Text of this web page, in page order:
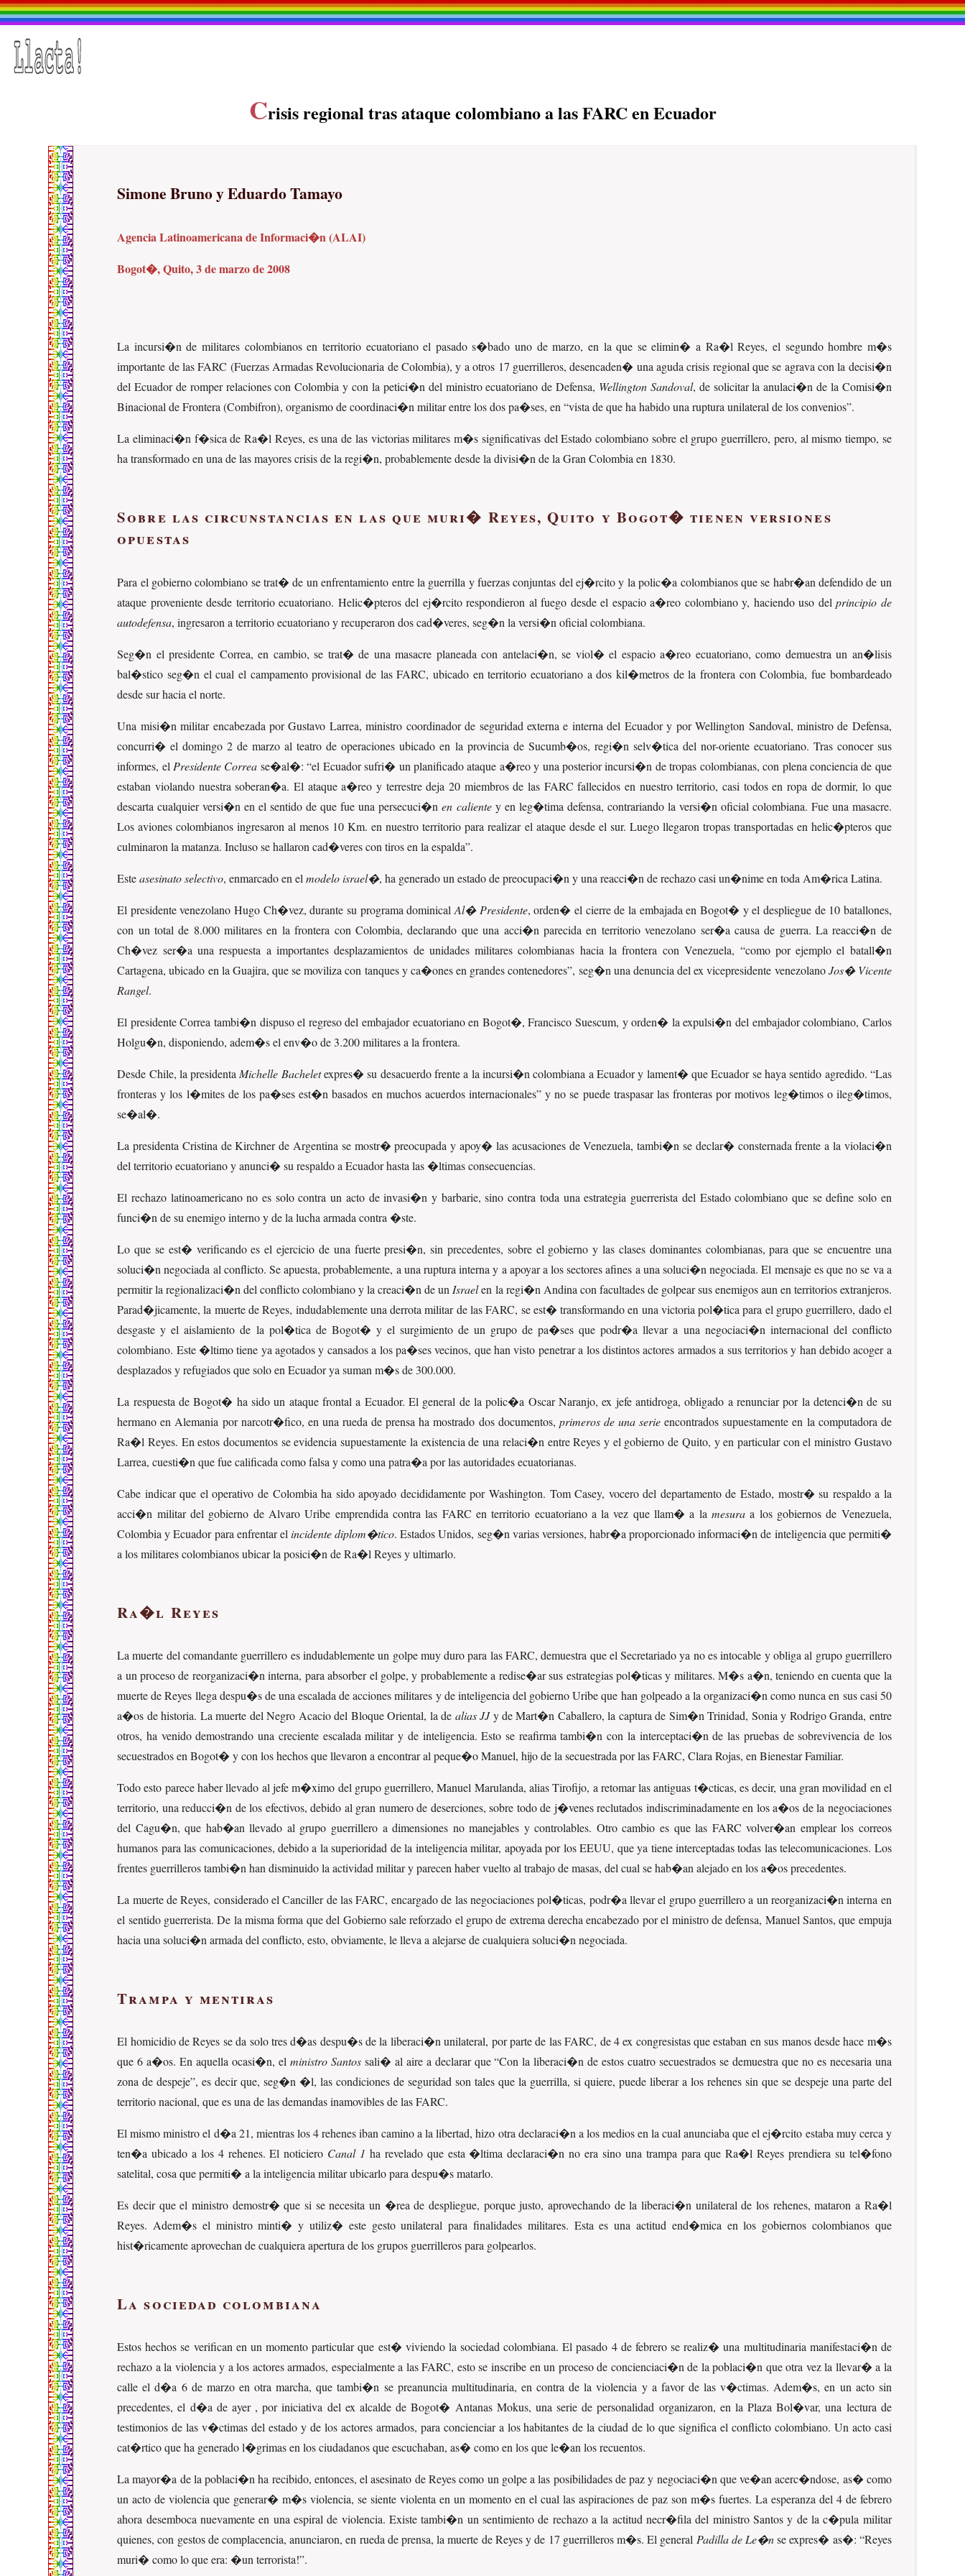
Crisis regional tras ataque colombiano a las FARC en Ecuador
Simone Bruno y Eduardo Tamayo
Agencia Latinoamericana de Informaci�n (ALAI)
Bogot�, Quito, 3 de marzo de 2008
La incursi�n de militares colombianos en territorio ecuatoriano el pasado s�bado uno de marzo, en la que se elimin� a Ra�l Reyes, el segundo hombre m�s
importante de las FARC (Fuerzas Armadas Revolucionaria de Colombia), y a otros 17 guerrilleros, desencaden� una aguda crisis regional que se agrava con la decisi�n
del Ecuador de romper relaciones con Colombia y con la petici�n del ministro ecuatoriano de Defensa, Wellington Sandoval, de solicitar la anulaci�n de la Comisi�n
Binacional de Frontera (Combifron), organismo de coordinaci�n militar entre los dos pa�ses, en vista de que ha habido una ruptura unilateral de los convenios .
La eliminaci�n f�sica de Ra�l Reyes, es una de las victorias militares m�s significativas del Estado colombiano sobre el grupo guerrillero, pero, al mismo tiempo, se
ha transformado en una de las mayores crisis de la regi�n, probablemente desde la divisi�n de la Gran Colombia en 1830.
Sobre las circunstancias en las que muri� Reyes, Quito y Bogot� tienen versiones
opuestas
Para el gobierno colombiano se trat� de un enfrentamiento entre la guerrilla y fuerzas conjuntas del ej�rcito y la polic�a colombianos que se habr�an defendido de un
ataque proveniente desde territorio ecuatoriano. Helic�pteros del ej�rcito respondieron al fuego desde el espacio a�reo colombiano y, haciendo uso delprincipio de
autodefensa, ingresaron a territorio ecuatoriano y recuperaron dos cad�veres, seg�n la versi�n oficial colombiana.
Seg�n el presidente Correa, en cambio, se trat� de una masacre planeada con antelaci�n, se viol� el espacio a�reo ecuatoriano, como demuestra un an�lisis
bal�stico seg�n el cual el campamento provisional de las FARC, ubicado en territorio ecuatoriano a dos kil�metros de la frontera con Colombia, fue bombardeado
desde sur hacia el norte.
Una misi�n militar encabezada por Gustavo Larrea, ministro coordinador de seguridad externa e interna del Ecuador y por Wellington Sandoval, ministro de Defensa,
concurri� el domingo 2 de marzo al teatro de operaciones ubicado en la provincia de Sucumb�os, regi�n selv�tica del nor-oriente ecuatoriano. Tras conocer sus
informes, el Presidente Correa se�al�: el Ecuador sufri� un planificado ataque a�reo y una posterior incursi�n de tropas colombianas, con plena conciencia de que
estaban violando nuestra soberan�a. El ataque a�reo y terrestre deja 20 miembros de las FARC fallecidos en nuestro territorio, casi todos en ropa de dormir, lo que
descarta cualquier versi�n en el sentido de que fue una persecuci�nen calientey en leg�tima defensa, contrariando la versi�n oficial colombiana. Fue una masacre.
Los aviones colombianos ingresaron al menos 10 Km. en nuestro territorio para realizar el ataque desde el sur. Luego llegaron tropas transportadas en helic�pteros que
culminaron la matanza. Incluso se hallaron cad�veres con tiros en la espalda .
Esteasesinato selectivo, enmarcado en elmodelo israel�, ha generado un estado de preocupaci�n y una reacci�n de rechazo casi un�nime en toda Am�rica Latina.
El presidente venezolano Hugo Ch�vez, durante su programa dominicalAl� Presidente, orden� el cierre de la embajada en Bogot� y el despliegue de 10 batallones,
con un total de 8.000 militares en la frontera con Colombia, declarando que una acci�n parecida en territorio venezolano ser�a causa de guerra. La reacci�n de
Ch�vez ser�a una respuesta a importantes desplazamientos de unidades militares colombianas hacia la frontera con Venezuela,
como por ejemplo el batall�n
Cartagena, ubicado en la Guajira, que se moviliza con tanques y ca�ones en grandes contenedores , seg�n una denuncia del ex vicepresidente venezolanoJos� Vicente
Rangel.
El presidente Correa tambi�n dispuso el regreso del embajador ecuatoriano en Bogot�, Francisco Suescum, y orden� la expulsi�n del embajador colombiano, Carlos
Holgu�n, disponiendo, adem�s el env�o de 3.200 militares a la frontera.
Desde Chile, la presidenta Michelle Bacheletexpres� su desacuerdo frente a la incursi�n colombiana a Ecuador y lament� que Ecuador se haya sentido agredido. Las
fronteras y los l�mites de los pa�ses est�n basados en muchos acuerdos internacionales y no se puede traspasar las fronteras por motivos leg�timos o ileg�timos,
se�al�.
La presidenta Cristina de Kirchner de Argentina se mostr� preocupada y apoy� las acusaciones de Venezuela, tambi�n se declar� consternada frente a la violaci�n
del territorio ecuatoriano y anunci� su respaldo a Ecuador hasta las �ltimas consecuencias.
El rechazo latinoamericano no es solo contra un acto de invasi�n y barbarie, sino contra toda una estrategia guerrerista del Estado colombiano que se define solo en
funci�n de su enemigo interno y de la lucha armada contra �ste.
Lo que se est� verificando es el ejercicio de una fuerte presi�n, sin precedentes, sobre el gobierno y las clases dominantes colombianas, para que se encuentre una
soluci�n negociada al conflicto. Se apuesta, probablemente, a una ruptura interna y a apoyar a los sectores afines a una soluci�n negociada. El mensaje es que no se va a
permitir la regionalizaci�n del conflicto colombiano y la creaci�n de un Israelen la regi�n Andina con facultades de golpear sus enemigos aun en territorios extranjeros.
Parad�jicamente, la muerte de Reyes, indudablemente una derrota militar de las FARC, se est� transformando en una victoria pol�tica para el grupo guerrillero, dado el
desgaste y el aislamiento de la pol�tica de Bogot� y el surgimiento de un grupo de pa�ses que podr�a llevar a una negociaci�n internacional del conflicto
colombiano. Este �ltimo tiene ya agotados y cansados a los pa�ses vecinos, que han visto penetrar a los distintos actores armados a sus territorios y han debido acoger a
desplazados y refugiados que solo en Ecuador ya suman m�s de 300.000.
La respuesta de Bogot� ha sido un ataque frontal a Ecuador. El general de la polic�a Oscar Naranjo, ex jefe antidroga, obligado a renunciar por la detenci�n de su
hermano en Alemania por narcotr�fico, en una rueda de prensa ha mostrado dos documentos, primeros de una serie encontrados supuestamente en la computadora de
Ra�l Reyes. En estos documentos se evidencia supuestamente la existencia de una relaci�n entre Reyes y el gobierno de Quito, y en particular con el ministro Gustavo
Larrea, cuesti�n que fue calificada como falsa y como una patra�a por las autoridades ecuatorianas.
Cabe indicar que el operativo de Colombia ha sido apoyado decididamente por Washington. Tom Casey, vocero del departamento de Estado, mostr� su respaldo a la
acci�n militar del gobierno de Alvaro Uribe emprendida contra las FARC en territorio ecuatoriano a la vez que llam� a lamesura a los gobiernos de Venezuela,
Colombia y Ecuador para enfrentar elincidente diplom�tico. Estados Unidos, seg�n varias versiones, habr�a proporcionado informaci�n de inteligencia que permiti�
a los militares colombianos ubicar la posici�n de Ra�l Reyes y ultimarlo.
Ra�l Reyes
La muerte del comandante guerrillero es indudablemente un golpe muy duro para las FARC, demuestra que el Secretariado ya no es intocable y obliga al grupo guerrillero
a un proceso de reorganizaci�n interna, para absorber el golpe, y probablemente a redise�ar sus estrategias pol�ticas y militares. M�s a�n, teniendo en cuenta que la
muerte de Reyes llega despu�s de una escalada de acciones militares y de inteligencia del gobierno Uribe que han golpeado a la organizaci�n como nunca en sus casi 50
a�os de historia. La muerte del Negro Acacio del Bloque Oriental, la de alias JJy de Mart�n Caballero, la captura de Sim�n Trinidad, Sonia y Rodrigo Granda, entre
otros, ha venido demostrando una creciente escalada militar y de inteligencia. Esto se reafirma tambi�n con la interceptaci�n de las pruebas de sobrevivencia de los
secuestrados en Bogot� y con los hechos que llevaron a encontrar al peque�o Manuel, hijo de la secuestrada por las FARC, Clara Rojas, en Bienestar Familiar.
Todo esto parece haber llevado al jefe m�ximo del grupo guerrillero, Manuel Marulanda, alias Tirofijo, a retomar las antiguas t�cticas, es decir, una gran movilidad en el
territorio, una reducci�n de los efectivos, debido al gran numero de deserciones, sobre todo de j�venes reclutados indiscriminadamente en los a�os de la negociaciones
del Cagu�n, que hab�an llevado al grupo guerrillero a dimensiones no manejables y controlables. Otro cambio es que las FARC volver�an emplear los correos
humanos para las comunicaciones, debido a la superioridad de la inteligencia militar, apoyada por los EEUU, que ya tiene interceptadas todas las telecomunicaciones. Los
frentes guerrilleros tambi�n han disminuido la actividad militar y parecen haber vuelto al trabajo de masas, del cual se hab�an alejado en los a�os precedentes.
La muerte de Reyes, considerado el Canciller de las FARC, encargado de las negociaciones pol�ticas, podr�a llevar el grupo guerrillero a un reorganizaci�n interna en
el sentido guerrerista. De la misma forma que del Gobierno sale reforzado el grupo de extrema derecha encabezado por el ministro de defensa, Manuel Santos, que empuja
hacia una soluci�n armada del conflicto, esto, obviamente, le lleva a alejarse de cualquiera soluci�n negociada.
Trampa y mentiras
El homicidio de Reyes se da solo tres d�as despu�s de la liberaci�n unilateral, por parte de las FARC, de 4 ex congresistas que estaban en sus manos desde hace m�s
que 6 a�os. En aquella ocasi�n, el ministro Santossali� al aire a declarar que Con la liberaci�n de estos cuatro secuestrados se demuestra que no es necesaria una
zona de despeje , es decir que, seg�n �l, las condiciones de seguridad son tales que la guerrilla, si quiere, puede liberar a los rehenes sin que se despeje una parte del
territorio nacional, que es una de las demandas inamovibles de las FARC.
El mismo ministro el d�a 21, mientras los 4 rehenes iban camino a la libertad, hizo otra declaraci�n a los medios en la cual anunciaba que el ej�rcito estaba muy cerca y
ten�a ubicado a los 4 rehenes. El noticiero Canal 1 ha revelado que esta �ltima declaraci�n no era sino una trampa para que Ra�l Reyes prendiera su tel�fono
satelital, cosa que permiti� a la inteligencia militar ubicarlo para despu�s matarlo.
Es decir que el ministro demostr� que si se necesita un �rea de despliegue, porque justo, aprovechando de la liberaci�n unilateral de los rehenes, mataron a Ra�l
Reyes. Adem�s el ministro minti� y utiliz� este gesto unilateral para finalidades militares. Esta es una actitud end�mica en los gobiernos colombianos que
hist�ricamente aprovechan de cualquiera apertura de los grupos guerrilleros para golpearlos.
La sociedad colombiana
Estos hechos se verifican en un momento particular que est� viviendo la sociedad colombiana. El pasado 4 de febrero se realiz� una multitudinaria manifestaci�n de
rechazo a la violencia y a los actores armados, especialmente a las FARC, esto se inscribe en un proceso de concienciaci�n de la poblaci�n que otra vez la llevar� a la
calle el d�a 6 de marzo en otra marcha, que tambi�n se preanuncia multitudinaria, en contra de la violencia y a favor de las v�ctimas. Adem�s, en un acto sin
precedentes, el d�a de ayer , por iniciativa del ex alcalde de Bogot� Antanas Mokus, una serie de personalidad organizaron, en la Plaza Bol�var, una lectura de
testimonios de las v�ctimas del estado y de los actores armados, para concienciar a los habitantes de la ciudad de lo que significa el conflicto colombiano. Un acto casi
cat�rtico que ha generado l�grimas en los ciudadanos que escuchaban, as� como en los que le�an los recuentos.
La mayor�a de la poblaci�n ha recibido, entonces, el asesinato de Reyes como un golpe a las posibilidades de paz y negociaci�n que ve�an acerc�ndose, as� como
un acto de violencia que generar� m�s violencia, se siente violenta en un momento en el cual las aspiraciones de paz son m�s fuertes. La esperanza del 4 de febrero
ahora desemboca nuevamente en una espiral de violencia. Existe tambi�n un sentimiento de rechazo a la actitud necr�fila del ministro Santos y de la c�pula militar
quienes, con gestos de complacencia, anunciaron, en rueda de prensa, la muerte de Reyes y de 17 guerrilleros m�s. El general Padilla de Le�nse expres� as�: Reyes
muri� como lo que era: �un terrorista! .